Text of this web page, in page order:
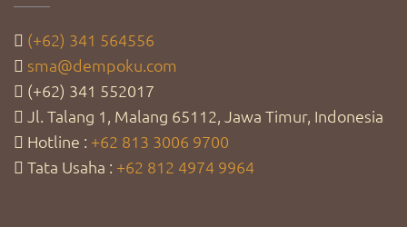
(+62) 341 564556
sma@dempoku.com
(+62) 341 552017
Jl. Talang 1, Malang 65112, Jawa Timur, Indonesia
Hotline : +62 813 3006 9700
Tata Usaha : +62 812 4974 9964